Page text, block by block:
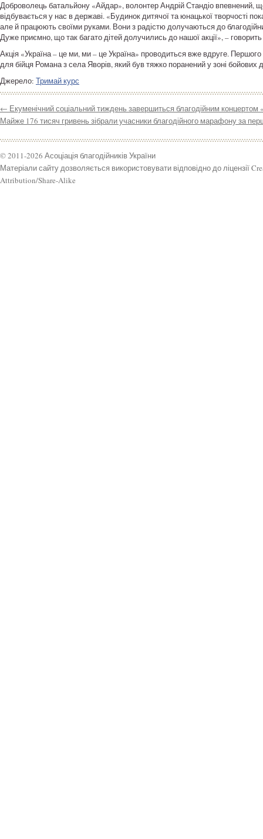
Доброволець батальйону «Айдар», волонтер Андрій Стандіо впевнений,
відбувається у нас в державі. «Будинок дитячої та юнацької творчості
але й працюють своїми руками. Вони з радістю долучаються до
Дуже приємно, що так багато дітей долучились до нашої акції», –
Акція «Україна – це ми, ми – це Україна» проводиться вже вдруге.
для бійця Романа з села Яворів, який був тяжко поранений у зоні бойових
Джерело: Тримай курс
← Екуменічний соціальний тиждень завершиться благодійним
Майже 176 тисяч гривень зібрали учасники благодійного марафону за
© 2011-2026 Асоціація благодійників України
Матеріали сайту дозволяється використовувати відповідно до ліцензії
Attribution/Share-Alike